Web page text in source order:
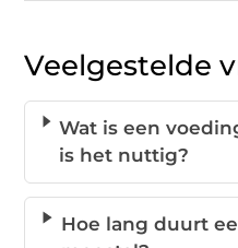
Veelgestelde
Wat is een
is het nuttig?
Hoe lang duurt